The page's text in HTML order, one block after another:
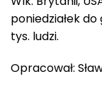
poniedziałek do
tys. ludzi.
Opracował: